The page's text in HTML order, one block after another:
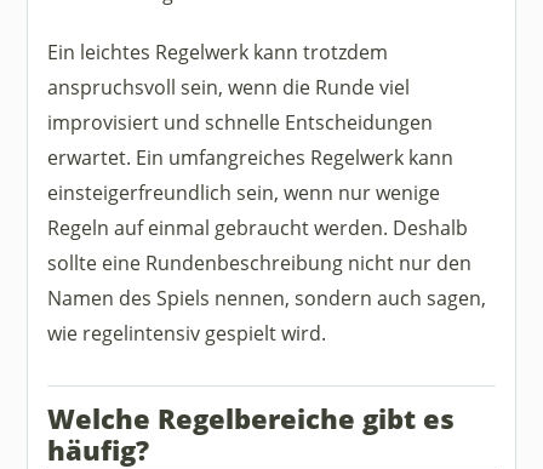
Ein leichtes Regelwerk kann trotzdem
anspruchsvoll sein, wenn die Runde viel
improvisiert und schnelle Entscheidungen
erwartet. Ein umfangreiches Regelwerk kann
einsteigerfreundlich sein, wenn nur wenige
Regeln auf einmal gebraucht werden. Deshalb
sollte eine Rundenbeschreibung nicht nur den
Namen des Spiels nennen, sondern auch sagen,
wie regelintensiv gespielt wird.
Welche Regelbereiche gibt es
häufig?